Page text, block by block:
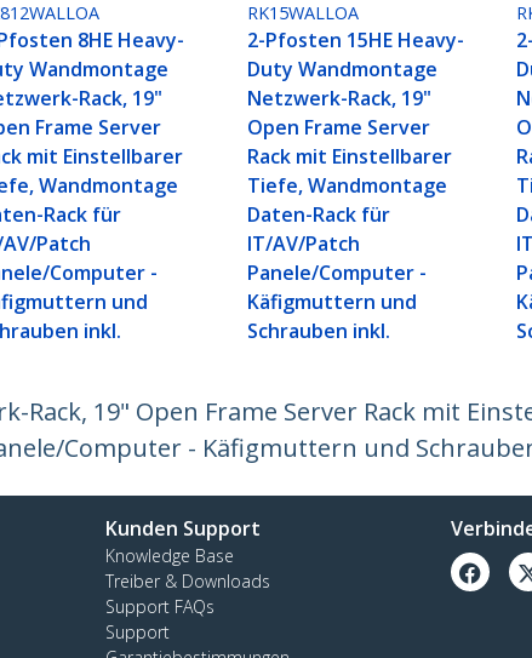
8HE Heavy-
Wandmontage
Rack, 19"
Frame Server
mit Einstellbarer
Wandmontage
Rack für
Patch
Computer -
und
inkl.
RK15WALLOA
2-Pfosten 15HE Heavy-
Duty Wandmontage
Netzwerk-Rack, 19"
Open Frame Server
Rack mit Einstellbarer
Tiefe, Wandmontage
Daten-Rack für
IT/AV/Patch
Panele/Computer -
Käfigmuttern und
Schrauben inkl.
Rack, 19" Open Frame Server Rack mit
Computer - Käfigmuttern und
Kunden Support
Knowledge Base
Treiber & Downloads
Support FAQs
Support